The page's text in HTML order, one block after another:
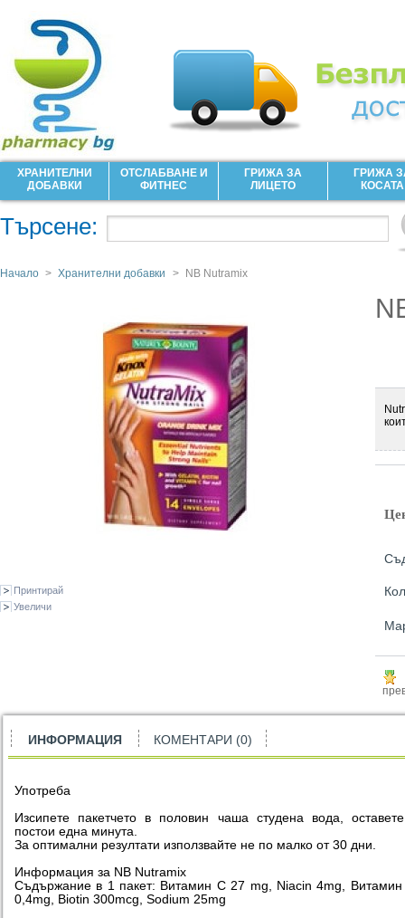
ХРАНИТЕЛНИ
ДОБАВКИ
ОТСЛАБВАНЕ И
ФИТНЕС
ГРИЖА ЗА
ЛИЦЕТО
ГРИЖА
КОСАТА
Търсене:
Начало > Хранителни добавки > NB Nutramix
Принтирай
Увеличи
ИНФОРМАЦИЯ КОМЕНТАРИ (0)
Употреба
Изсипете пакетчето в половин чаша студена вода,
постои една минута.
За оптимални резултати използвайте не по малко от 30 дни.
Информация за NB Nutramix
Съдържание в 1 пакет: Витамин C 27 mg, Niacin 4mg, Витамин
0,4mg, Biotin 300mcg, Sodium 25mg